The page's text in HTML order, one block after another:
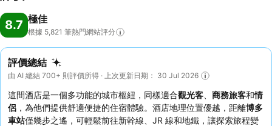
8.7 極佳
根據 5,821 筆熱門網站評分
評價總結
由 AI 總結 700+ 則評價所得 · 上次更新日期： 30 Jul 2026
這間酒店是一個多功能的城市樞紐，同樣適合觀光客 商務旅客和情
侶 ，為他們提供舒適便捷的住宿體驗。酒店地理位置優越，距離博多
車站僅幾步之遙，可輕鬆前往新幹線、JR 線和地鐵，讓探索旅程變